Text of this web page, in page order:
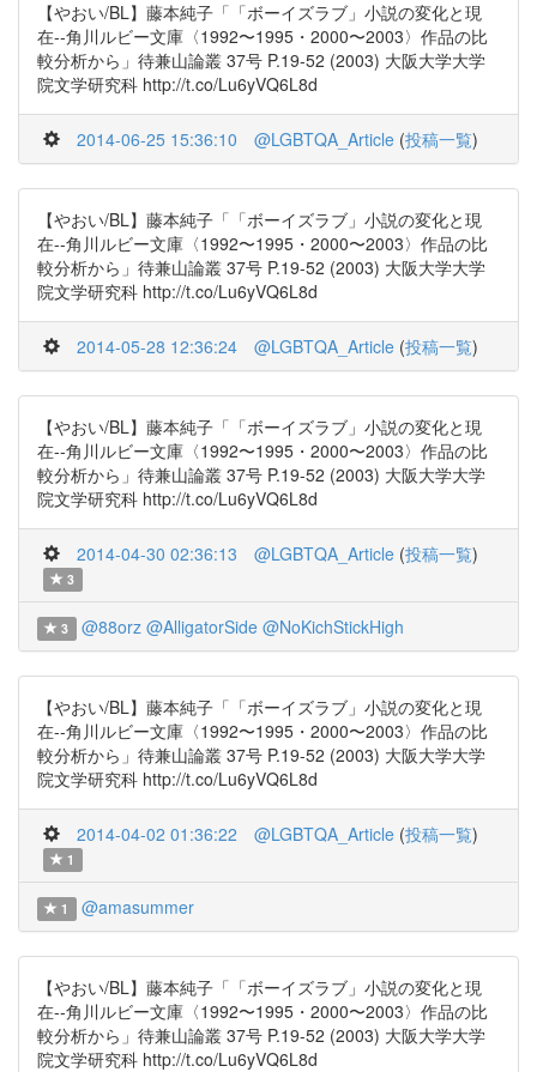
【やおい/BL】藤本純子「「ボーイズラブ」小説の変化と現
在--角川ルビー文庫〈1992〜1995・2000〜2003〉作品の比
較分析から」待兼山論叢 37号 P.19-52 (2003) 大阪大学大学
院文学研究科 http://t.co/Lu6yVQ6L8d
2014-06-25 15:36:10 @LGBTQA_Article (投稿一覧)
【やおい/BL】藤本純子「「ボーイズラブ」小説の変化と現
在--角川ルビー文庫〈1992〜1995・2000〜2003〉作品の比
較分析から」待兼山論叢 37号 P.19-52 (2003) 大阪大学大学
院文学研究科 http://t.co/Lu6yVQ6L8d
2014-05-28 12:36:24 @LGBTQA_Article (投稿一覧)
【やおい/BL】藤本純子「「ボーイズラブ」小説の変化と現
在--角川ルビー文庫〈1992〜1995・2000〜2003〉作品の比
較分析から」待兼山論叢 37号 P.19-52 (2003) 大阪大学大学
院文学研究科 http://t.co/Lu6yVQ6L8d
2014-04-30 02:36:13 @LGBTQA_Article (投稿一覧)
3
3 @88orz @AlligatorSide @NoKichStickHigh
【やおい/BL】藤本純子「「ボーイズラブ」小説の変化と現
在--角川ルビー文庫〈1992〜1995・2000〜2003〉作品の比
較分析から」待兼山論叢 37号 P.19-52 (2003) 大阪大学大学
院文学研究科 http://t.co/Lu6yVQ6L8d
2014-04-02 01:36:22 @LGBTQA_Article (投稿一覧)
1
1 @amasummer
【やおい/BL】藤本純子「「ボーイズラブ」小説の変化と現
在--角川ルビー文庫〈1992〜1995・2000〜2003〉作品の比
較分析から」待兼山論叢 37号 P.19-52 (2003) 大阪大学大学
院文学研究科 http://t.co/Lu6yVQ6L8d